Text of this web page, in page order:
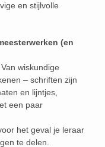
en stijlvolle
(en
wiskundige
– schriften zijn
en lijntjes,
een paar
het geval je leraar
te delen.